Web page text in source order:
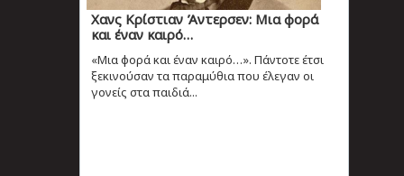
Χανς Κρίστιαν Άντερσεν: Μια φορά
και έναν καιρό…
«Μια φορά και έναν καιρό…». Πάντοτε έτσι
ξεκινούσαν τα παραμύθια που έλεγαν οι
γονείς στα παιδιά...